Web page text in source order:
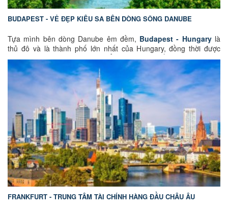
BUDAPEST - VẺ ĐẸP KIÊU SA BÊN DÒNG SÔNG DANUBE
Tựa mình bên dòng Danube êm đềm, Budapest - Hungarylà
thủ đô và là thành phố lớn nhất của Hungary, đồng thời được
mệnh danh là “Paris của Đông Âu” bởi vẻ đẹp cổ kính, tráng lệ và
giàu chiều sâu lịch sử. Điều làm nên nét đặc biệt của Budapest
không chỉ nằm ở bề dày văn hóa, mà còn ở cấu trúc địa lý độc
đáo: thành phố được hình thành từ hai phần – Buda ở bờ Tây với
những ngọn đồi lịch sử và Pest ở bờ Đông hiện đại, phẳng phiu.
Chính dòng Danube, con sông lớn thứ hai châu Âu, không chỉ
chia đôi địa hình mà còn là sợi chỉ vàng kết nối những mảnh ghép
lịch sử, tạo nên linh hồn của thành phố. Hãy đểGoEuGo Việt
Namđồng hành cùng bạn trên hành trình khám phá Budapest –
nơi vẻ đẹp kiêu sa và chiều sâu lịch sử hòa quyện trong từng nhịp
sống.
FRANKFURT - TRUNG TÂM TÀI CHÍNH HÀNG ĐẦU CHÂU ÂU